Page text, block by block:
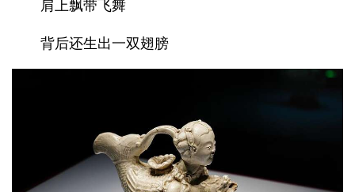
背后还生出一双翅膀